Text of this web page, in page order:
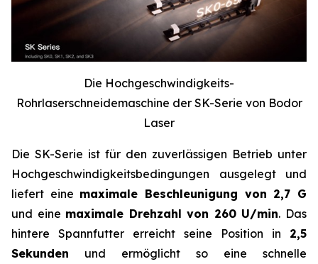
Die Hochgeschwindigkeits-
Rohrlaserschneidemaschine der SK-Serie von Bodor
Laser
Die SK-Serie ist für den zuverlässigen Betrieb unter
Hochgeschwindigkeitsbedingungen ausgelegt und
liefert eine maximale Beschleunigung von 2,7 G
und eine maximale Drehzahl von 260 U/min. Das
hintere Spannfutter erreicht seine Position in 2,5
Sekunden und ermöglicht so eine schnelle